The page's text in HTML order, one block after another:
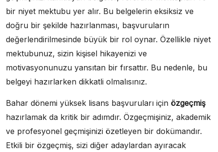
bir niyet mektubu yer alır. Bu belgelerin eksiksiz ve
doğru bir şekilde hazırlanması, başvuruların
değerlendirilmesinde büyük bir rol oynar. Özellikle niyet
mektubunuz, sizin kişisel hikayenizi ve
motivasyonunuzu yansıtan bir fırsattır. Bu nedenle, bu
belgeyi hazırlarken dikkatli olmalısınız.
Bahar dönemi yüksek lisans başvuruları için özgeçmiş
hazırlamak da kritik bir adımdır. Özgeçmişiniz, akademik
ve profesyonel geçmişinizi özetleyen bir dokümandır.
Etkili bir özgeçmiş, sizi diğer adaylardan ayıracak